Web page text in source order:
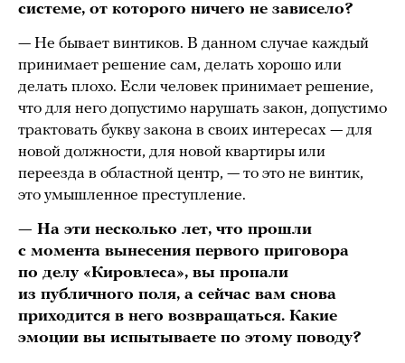
системе, от которого ничего не зависело?
— Не бывает винтиков. В данном случае каждый
принимает решение сам, делать хорошо или
делать плохо. Если человек принимает решение,
что для него допустимо нарушать закон, допустимо
трактовать букву закона в своих интересах — для
новой должности, для новой квартиры или
переезда в областной центр, — то это не винтик,
это умышленное преступление.
— На эти несколько лет, что прошли
с момента вынесения первого приговора
по делу «Кировлеса», вы пропали
из публичного поля, а сейчас вам снова
приходится в него возвращаться. Какие
эмоции вы испытываете по этому поводу?